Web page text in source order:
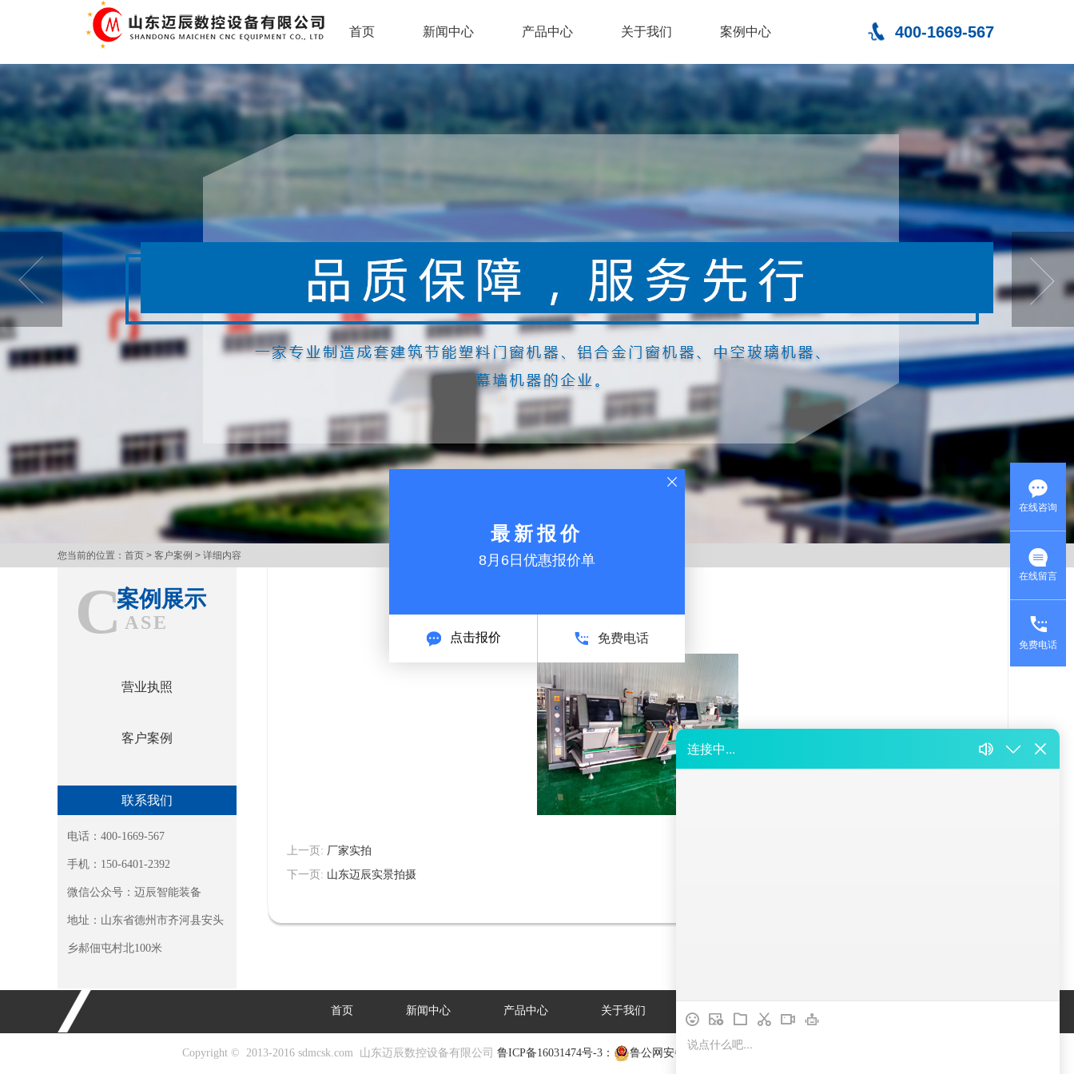
400-1669-567
首页 新闻中心 产品中心 关于我们 案例中心
您当前的位置： 首页 > 客户案例 > 详细内容
C案例展示
ASE
营业执照
客户案例
联系我们
电话：400-1669-567
手机：150-6401-2392
微信公众号：迈辰智能装备
地址：山东省德州市齐河县安头
乡郝佃屯村北100米
上一页: 厂家实拍
下一页: 山东迈辰实景拍摄
首页 新闻中心 产品中心 关于我们 案例中心
Copyright © 2013-2016 sdmcsk.com 山东迈辰数控设备有限公司 鲁ICP备16031474号-3： 鲁公网安备 37142502000136号
在线咨询
在线留言
免费电话
最新报价
8月6日优惠报价单
点击报价 免费电话